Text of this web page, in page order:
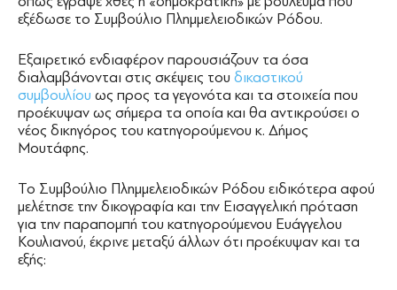
εξέδωσε το Συμβούλιο Πλημμελειοδικών Ρόδου.
Εξαιρετικό ενδιαφέρον παρουσιάζουν τα όσα
διαλαμβάνονται στις σκέψεις του δικαστικού
συμβουλίου ως προς τα γεγονότα και τα στοιχεία που
προέκυψαν ως σήμερα τα οποία και θα αντικρούσει ο
νέος δικηγόρος του κατηγορούμενου κ. Δήμος
Μουτάφης.
To Συμβούλιο Πλημμελειοδικών Ρόδου ειδικότερα αφού
μελέτησε την δικογραφία και την Εισαγγελική πρόταση
για την παραπομπή του κατηγορούμενου Ευάγγελου
Κουλιανού, έκρινε μεταξύ άλλων ότι προέκυψαν και τα
εξής: